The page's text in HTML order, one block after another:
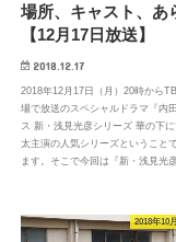
場所、キャスト、あ
【12月17日放送】
2018.12.17
2018年12月17日（月）20時から
場で放送のスペシャルドラマ『内
ス 新・浅見光彦シリーズ 華の下
太主演の人気シリーズということ
ます。そこで今回は『新・浅見光
2018年10